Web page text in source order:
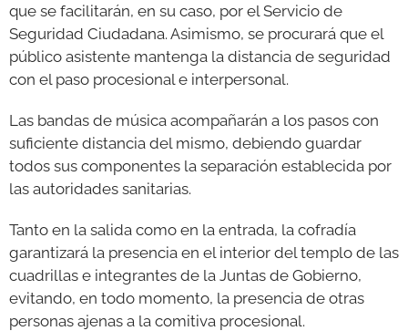
que se facilitarán, en su caso, por el Servicio de
Seguridad Ciudadana. Asimismo, se procurará que el
público asistente mantenga la distancia de seguridad
con el paso procesional e interpersonal.
Las bandas de música acompañarán a los pasos con
suficiente distancia del mismo, debiendo guardar
todos sus componentes la separación establecida por
las autoridades sanitarias.
Tanto en la salida como en la entrada, la cofradía
garantizará la presencia en el interior del templo de las
cuadrillas e integrantes de la Juntas de Gobierno,
evitando, en todo momento, la presencia de otras
personas ajenas a la comitiva procesional.